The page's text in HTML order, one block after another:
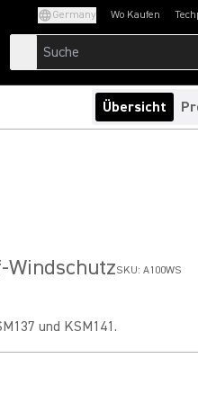
Germany Wo Kaufen
Übersicht
WindschutzSKU: A100WS
und KSM141.